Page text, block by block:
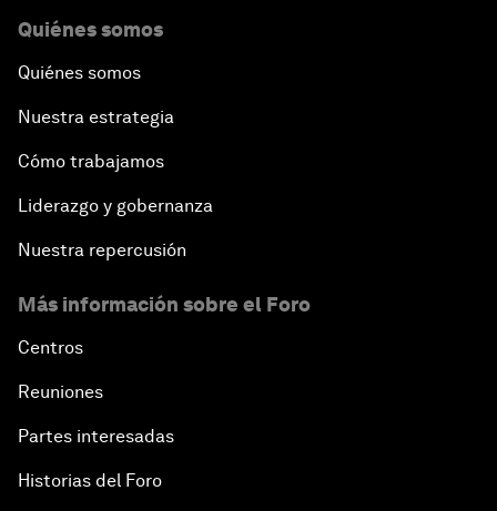
Quiénes somos
Quiénes somos
Nuestra estrategia
Cómo trabajamos
Liderazgo y gobernanza
Nuestra repercusión
Más información sobre el Foro
Centros
Reuniones
Partes interesadas
Historias del Foro